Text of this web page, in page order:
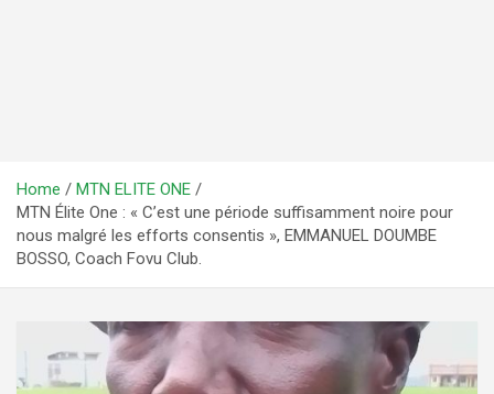
Home
MTN ELITE ONE
MTN Élite One : « C’est une période suffisamment noire pour
nous malgré les efforts consentis », EMMANUEL DOUMBE
BOSSO, Coach Fovu Club.